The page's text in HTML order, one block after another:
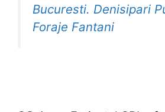
Bucuresti. Denisipari
Foraje Fantani